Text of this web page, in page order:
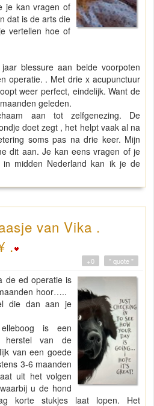
je kan vragen of
dat is de arts die
vertellen hoe of
blessure aan beide voorpoten
operatie. . Met drie x acupunctuur
weer perfect, eindelijk. Want de
geleden.
aan tot zelfgenezing. De
doet zegt , het helpt vaak al na
soms pas na drie keer. Mijn
dit aan. Je kan eens vragen of je
midden Nederland kan ik je de
van Vika .
.
" quote "
+0
de ed operatie is
hoor…..
die dan aan je
is een
herstel van de
van een goede
3-6 maanden
uit het volgen
u de hond
korte stukjes laat lopen. Het